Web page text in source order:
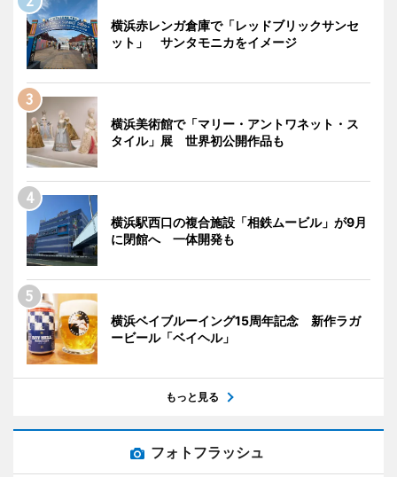
横浜赤レンガ倉庫で「レッドブリックサンセ
ット」 サンタモニカをイメージ
横浜美術館で「マリー・アントワネット・ス
タイル」展 世界初公開作品も
横浜駅西口の複合施設「相鉄ムービル」が9月
に閉館へ 一体開発も
横浜ベイブルーイング15周年記念 新作ラガ
ービール「ベイヘル」
もっと見る
フォトフラッシュ